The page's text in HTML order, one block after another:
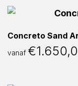
Concreto Sand
vanaf €